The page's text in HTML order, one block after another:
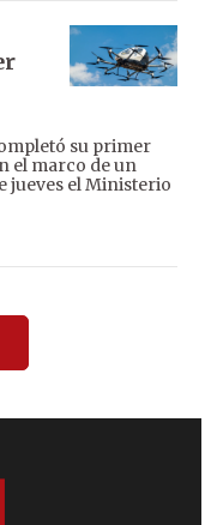
su primer
el marco de un
jueves el Ministerio